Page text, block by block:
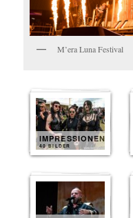
M’era Luna Festival
IMPRESSIONEN
40 BILDER